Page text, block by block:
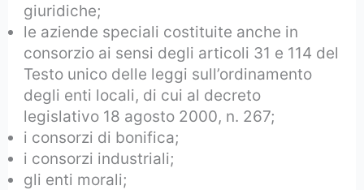
giuridiche;
le aziende speciali costituite anche in
consorzio ai sensi degli articoli 31 e 114 del
Testo unico delle leggi sull’ordinamento
degli enti locali, di cui al decreto
legislativo 18 agosto 2000, n. 267;
i consorzi di bonifica;
i consorzi industriali;
gli enti morali;